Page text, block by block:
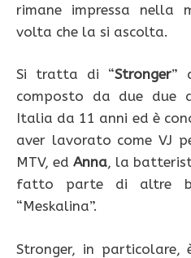
rimane impressa nella
volta che la si ascolta.
Si tratta di “Stronger”
composto da due due
Italia da 11 anni ed è
aver lavorato come VJ
MTV, ed Anna, la
fatto parte di altre
“Meskalina”.
Stronger, in particolare,